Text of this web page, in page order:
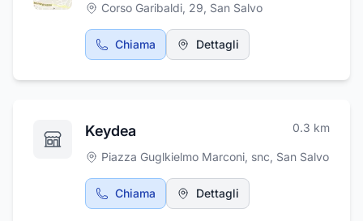
Corso Garibaldi, 29, San Salvo
Chiama Dettagli
Keydea 0.3 km
Piazza Guglkielmo Marconi, snc, San Salvo
Chiama Dettagli